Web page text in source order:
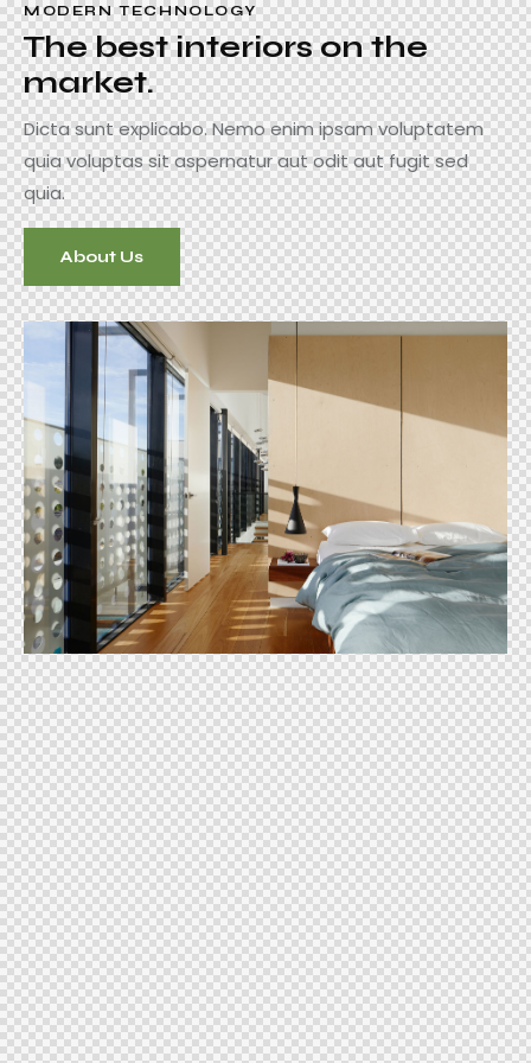
MODERN TECHNOLOGY
The best interiors on the
market.
Dicta sunt explicabo. Nemo enim ipsam voluptatem
quia voluptas sit aspernatur aut odit aut fugit sed
quia.
About Us